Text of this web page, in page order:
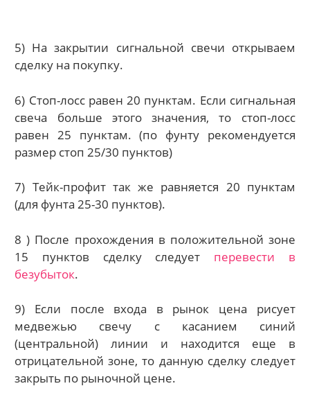
5) На закрытии сигнальной свечи открываем
сделку на покупку.
6) Стоп-лосс равен 20 пунктам. Если сигнальная
свеча больше этого значения, то стоп-лосс
равен 25 пунктам. (по фунту рекомендуется
размер стоп 25/30 пунктов)
7) Тейк-профит так же равняется 20 пунктам
(для фунта 25-30 пунктов).
8 ) После прохождения в положительной зоне
15 пунктов сделку следует перевести в
безубыток.
9) Если после входа в рынок цена рисует
медвежью свечу с касанием синий
(центральной) линии и находится еще в
отрицательной зоне, то данную сделку следует
закрыть по рыночной цене.